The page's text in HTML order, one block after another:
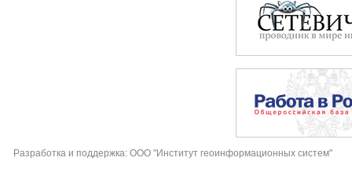
Разработка и поддержка: ООО "Институт геоинформационных систем"